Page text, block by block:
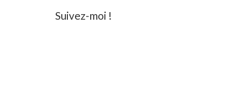
Suivez-moi !